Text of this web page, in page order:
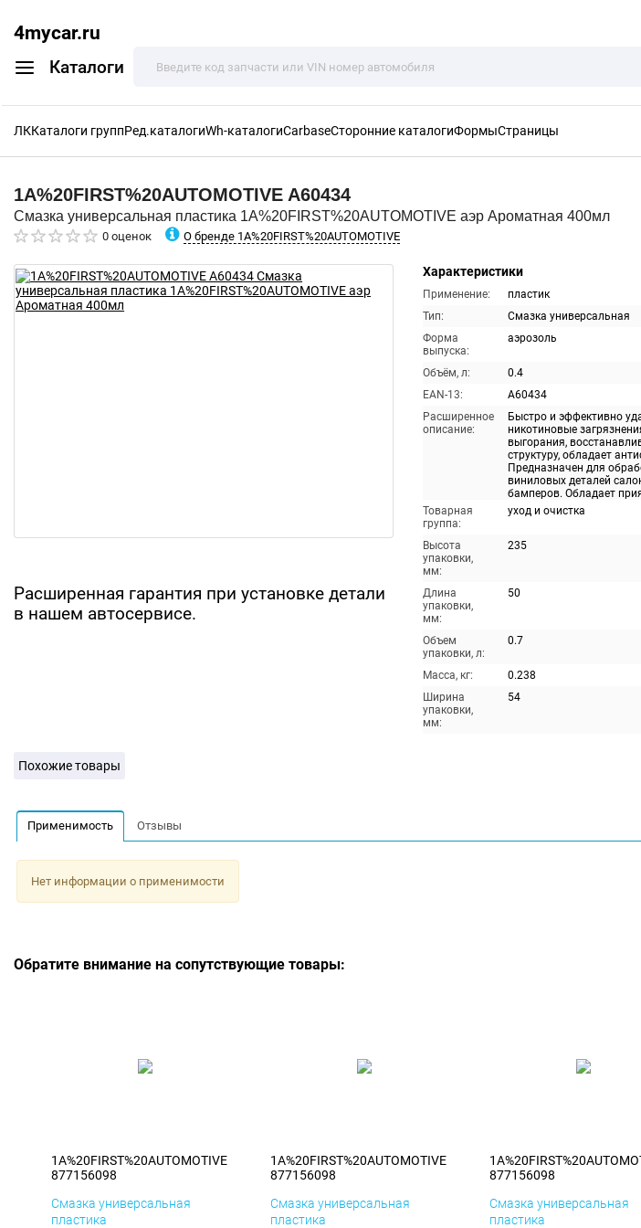
4mycar.ru
Каталоги
ЛККаталоги группРед.каталогиWh-каталогиCarbaseСторонние каталогиФормыСтраницы
1A%20FIRST%20AUTOMOTIVE A60434
Смазка универсальная пластика 1A%20FIRST%20AUTOMOTIVE аэр Ароматная 400мл
0 оценок О бренде 1A%20FIRST%20AUTOMOTIVE
Расширенная гарантия при установке детали
в нашем автосервисе.
Характеристики
Применение:
пластик
Тип:
Смазка универсальная
Форма
выпуска:
аэрозоль
Объём, л:
0.4
EAN-13:
A60434
Расширенное
описание:
Быстро и эффективно
никотиновые
выгорания,
структуру, обладает
Предназначен для
виниловых деталей
бамперов. Обладает
Товарная
группа:
уход и очистка
Высота
упаковки,
мм:
235
Длина
упаковки,
мм:
50
Объем
упаковки, л:
0.7
Масса, кг:
0.238
Ширина
упаковки,
мм:
54
Похожие товары
Применимость Отзывы
Нет информации о применимости
Обратите внимание на сопутствующие товары:
1A%20FIRST%20AUTOMOTIVE
877156098
Смазка универсальная
пластика
1A%20FIRST%20AUTOMOTIVE
877156098
Смазка универсальная
пластика
877156098
Смазка универсальная
пластика